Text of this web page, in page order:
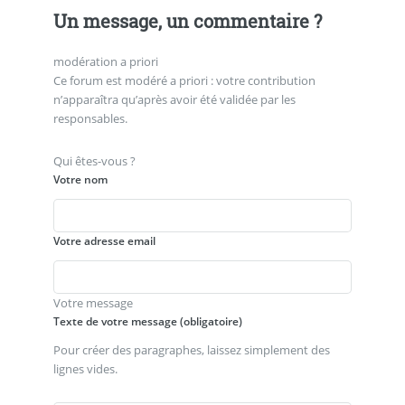
Un message, un commentaire ?
modération a priori
Ce forum est modéré a priori : votre contribution
n’apparaîtra qu’après avoir été validée par les
responsables.
Qui êtes-vous ?
Votre nom
Votre adresse email
Votre message
Texte de votre message (obligatoire)
Pour créer des paragraphes, laissez simplement des
lignes vides.